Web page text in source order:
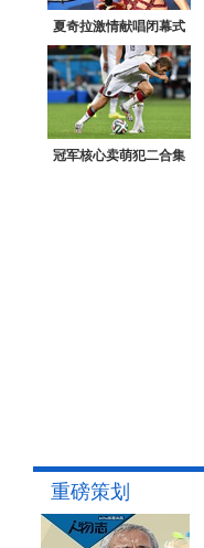
夏奇拉激情献唱闭幕式
冠军核心卖萌犯二合集
重磅策划